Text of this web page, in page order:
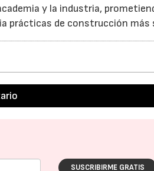
y la industria,
prácticas de construcción más
SUSCRIBIRME GRATIS